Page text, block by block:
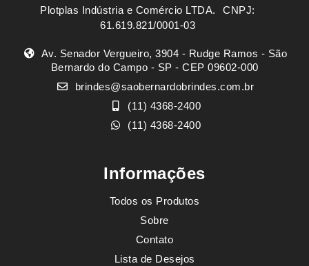
Plotplas Indústria e Comércio LTDA. ㅤㅤㅤ CNPJ:
61.619.821/0001-03
Av. Senador Vergueiro, 3904 - Rudge Ramos - São
Bernardo do Campo - SP - CEP 09602-000
brindes@saobernardobrindes.com.br
(11) 4368-2400
(11) 4368-2400
Informações
Todos os Produtos
Sobre
Contato
Lista de Desejos